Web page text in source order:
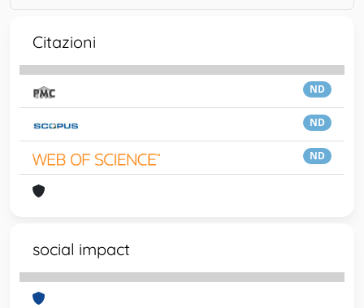
Citazioni
ND
ND
ND
social impact